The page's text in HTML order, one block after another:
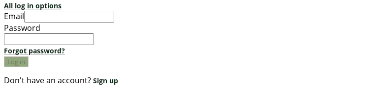
All log in options
Email
Password
Forgot password?
Log in
Don't have an account? Sign up